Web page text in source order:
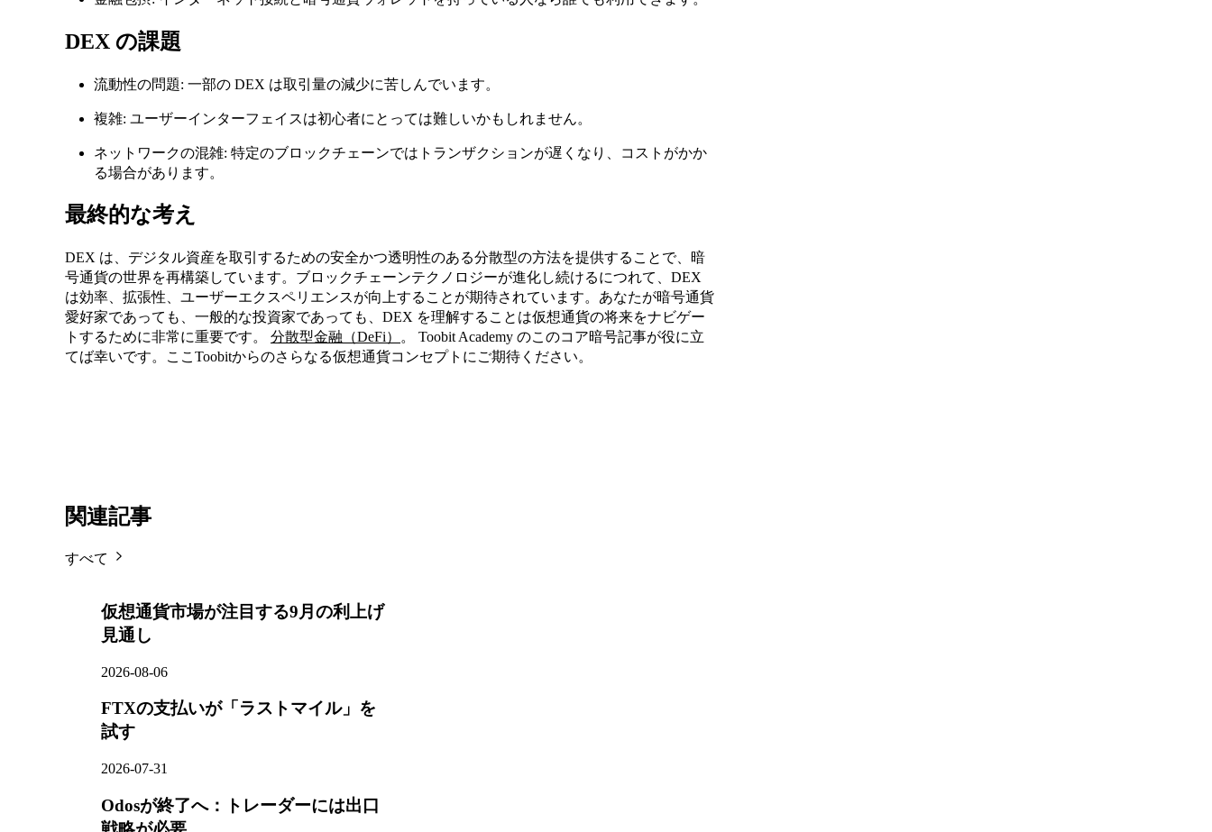
DEX の課題
流動性の問題: 一部の DEX は取引量の減少に苦しんでいます。
複雑: ユーザーインターフェイスは初心者にとっては難しいかもしれません。
ネットワークの混雑: 特定のブロックチェーンではトランザクションが遅くなり、コストがかか
る場合があります。
最終的な考え
DEX は、デジタル資産を取引するための安全かつ透明性のある分散型の方法を提供することで、暗
号通貨の世界を再構築しています。ブロックチェーンテクノロジーが進化し続けるにつれて、DEX
は効率、拡張性、ユーザーエクスペリエンスが向上することが期待されています。あなたが暗号通貨
愛好家であっても、一般的な投資家であっても、DEX を理解することは仮想通貨の将来をナビゲー
トするために非常に重要です。 分散型金融（DeFi）
。 Toobit Academy のこのコア暗号記事が役に立
てば幸いです。ここToobitからのさらなる仮想通貨コンセプトにご期待ください。
関連記事
すべて
仮想通貨市場が注目する9月の利上げ
見通し
2026-08-06
FTXの支払いが「ラストマイル」を
試す
2026-07-31
Odosが終了へ：トレーダーには出口